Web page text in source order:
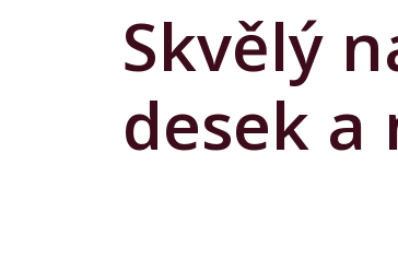
Skvělý
desek a